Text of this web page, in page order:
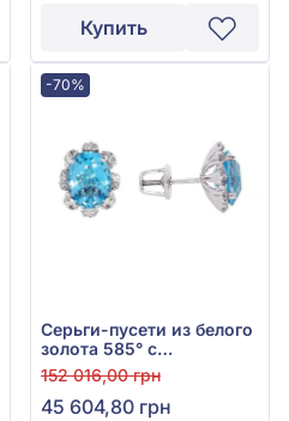
Купить
-70%
Серьги-пусети из белого
золота 585° с
бриллиантом 0,41ct и
топазом мистик 5,79ct,
арт. 55-110-524В-676
152 016,00 грн
45 604,80 грн